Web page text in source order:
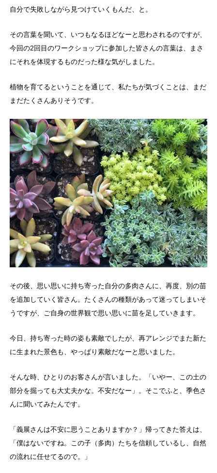
自分で失敗しながら見つけていくもんだ、と。
その言葉を聞いて、いつもなるほどなーと思わされるのですが、
今回の2回目のワークショップに参加した皆さんの言葉は、まさ
にそれを体現するものだった様な気がしました。
植物を育てるということを通じて、私たちが気づくことは、まだ
まだたくさんありそうです。
その後、思い思いに持ち寄った自分の多肉さんに、再度、別の苗
を追加していく皆さん。たくさんの種類があって迷ってしまいそ
うですが、ご自身の世界観で思い思いに苗を足していきます。
今日、持ち寄った時の姿も素敵でしたが、再アレンジでまた新た
に生まれた景色も、やっぱり素敵だなーと思いました。
そんな時、ひとりのお客さんが言いました。「いやー、この土の
部分を掘っても大丈夫かな。不安だなー」。そこでふと、季色さ
んに聞いてみたんです。
「義展さんは不安に思うことありますか？」帰ってきた答えは、
「僕はないですね。この子（多肉）たちを信頼しているし、自然
の流れに任せてるので。」